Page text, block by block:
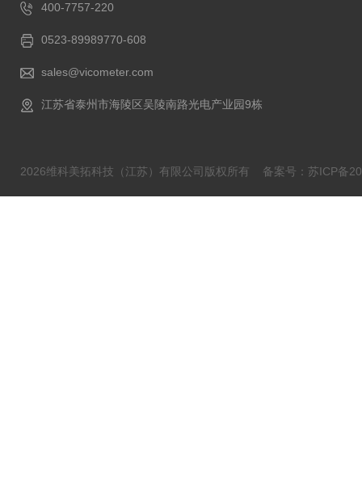
400-7757-220
0523-89989770-608
sales@vicometer.com
江苏省泰州市海陵区吴陵南路光电产业园9栋
2026维科美拓科技（江苏）有限公司版权所有 备案号：苏ICP备